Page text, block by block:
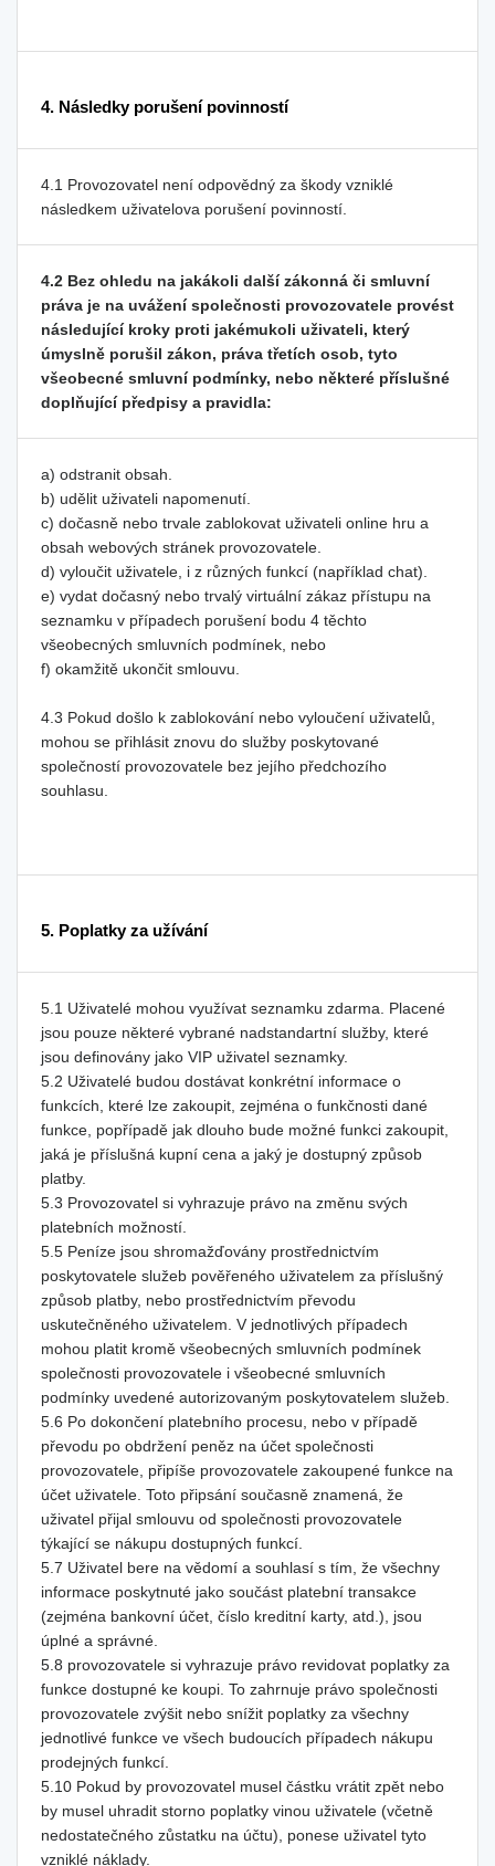
4. Následky porušení povinností
4.1 Provozovatel není odpovědný za škody vzniklé
následkem uživatelova porušení povinností.
4.2 Bez ohledu na jakákoli další zákonná či smluvní
práva je na uvážení společnosti provozovatele provést
následující kroky proti jakémukoli uživateli, který
úmyslně porušil zákon, práva třetích osob, tyto
všeobecné smluvní podmínky, nebo některé příslušné
doplňující předpisy a pravidla:
a) odstranit obsah.
b) udělit uživateli napomenutí.
c) dočasně nebo trvale zablokovat uživateli online hru a
obsah webových stránek provozovatele.
d) vyloučit uživatele, i z různých funkcí (například chat).
e) vydat dočasný nebo trvalý virtuální zákaz přístupu na
seznamku v případech porušení bodu 4 těchto
všeobecných smluvních podmínek, nebo
f) okamžitě ukončit smlouvu.
4.3 Pokud došlo k zablokování nebo vyloučení uživatelů,
mohou se přihlásit znovu do služby poskytované
společností provozovatele bez jejího předchozího
souhlasu.
5. Poplatky za užívání
5.1 Uživatelé mohou využívat seznamku zdarma. Placené
jsou pouze některé vybrané nadstandartní služby, které
jsou definovány jako VIP uživatel seznamky.
5.2 Uživatelé budou dostávat konkrétní informace o
funkcích, které lze zakoupit, zejména o funkčnosti dané
funkce, popřípadě jak dlouho bude možné funkci zakoupit,
jaká je příslušná kupní cena a jaký je dostupný způsob
platby.
5.3 Provozovatel si vyhrazuje právo na změnu svých
platebních možností.
5.5 Peníze jsou shromažďovány prostřednictvím
poskytovatele služeb pověřeného uživatelem za příslušný
způsob platby, nebo prostřednictvím převodu
uskutečněného uživatelem. V jednotlivých případech
mohou platit kromě všeobecných smluvních podmínek
společnosti provozovatele i všeobecné smluvních
podmínky uvedené autorizovaným poskytovatelem služeb.
5.6 Po dokončení platebního procesu, nebo v případě
převodu po obdržení peněz na účet společnosti
provozovatele, připíše provozovatele zakoupené funkce na
účet uživatele. Toto připsání současně znamená, že
uživatel přijal smlouvu od společnosti provozovatele
týkající se nákupu dostupných funkcí.
5.7 Uživatel bere na vědomí a souhlasí s tím, že všechny
informace poskytnuté jako součást platební transakce
(zejména bankovní účet, číslo kreditní karty, atd.), jsou
úplné a správné.
5.8 provozovatele si vyhrazuje právo revidovat poplatky za
funkce dostupné ke koupi. To zahrnuje právo společnosti
provozovatele zvýšit nebo snížit poplatky za všechny
jednotlivé funkce ve všech budoucích případech nákupu
prodejných funkcí.
5.10 Pokud by provozovatel musel částku vrátit zpět nebo
by musel uhradit storno poplatky vinou uživatele (včetně
nedostatečného zůstatku na účtu), ponese uživatel tyto
vzniklé náklady.